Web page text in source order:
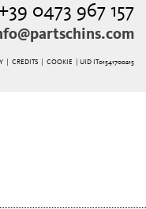
0473 967 157
| CREDITS| COOKIE | UID IT01541700215